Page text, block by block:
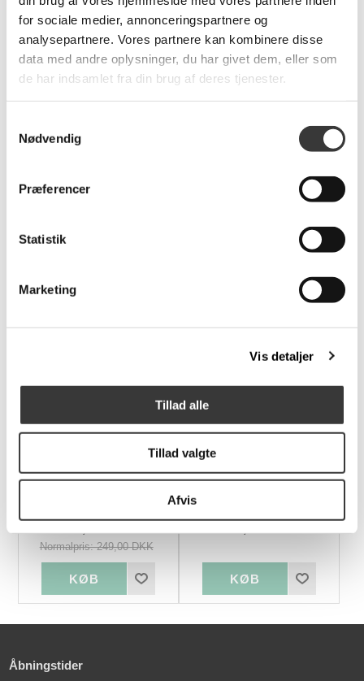
for sociale medier, annonceringspartnere og
analysepartnere. Vores partnere kan kombinere disse
data med andre oplysninger, du har givet dem, eller som
de har indsamlet fra din brug af deres tjenester.
Nødvendig
Præferencer
Statistik
Marketing
Vis detaljer
Tillad alle
Tillad valgte
Afvis
Relaterede produkter
lammeskindssæde
Normalpris: 199,00 DKK
Varianter
lammeskindssæde
Normalpris: 199,00 DKK
Normalpris: 249,00 DKK
Åbningstider